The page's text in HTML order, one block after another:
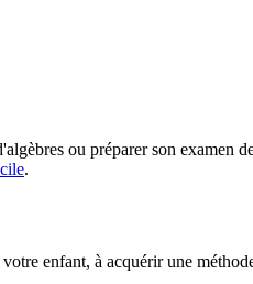
ou préparer son
.
enfant, à acquérir une